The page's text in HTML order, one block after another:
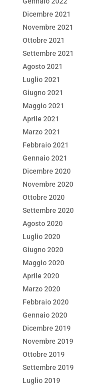
Dicembre 2021
Novembre 2021
Ottobre 2021
Settembre 2021
Agosto 2021
Luglio 2021
Giugno 2021
Maggio 2021
Aprile 2021
Marzo 2021
Febbraio 2021
Gennaio 2021
Dicembre 2020
Novembre 2020
Ottobre 2020
Settembre 2020
Agosto 2020
Luglio 2020
Giugno 2020
Maggio 2020
Aprile 2020
Marzo 2020
Febbraio 2020
Gennaio 2020
Dicembre 2019
Novembre 2019
Ottobre 2019
Settembre 2019
Luglio 2019